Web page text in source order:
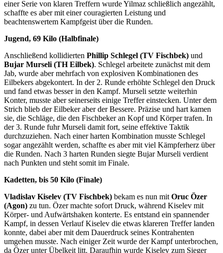
einer Serie von klaren Treffern wurde Yilmaz schließlich angezählt,
schaffte es aber mit einer couragierten Leistung und
beachtenswertem Kampfgeist über die Runden.
Jugend, 69 Kilo (Halbfinale)
Anschließend kollidierten Phillip Schlegel (TV Fischbek) und
Bujar Murseli (TH Eilbek). Schlegel arbeitete zunächst mit dem
Jab, wurde aber mehrfach von explosiven Kombinationen des
Eilbekers abgekontert. In der 2. Runde erhöhte Schlegel den Druck
und fand etwas besser in den Kampf. Murseli setzte weiterhin
Konter, musste aber seinerseits einige Treffer einstecken. Unter dem
Strich blieb der Eilbeker aber der Bessere. Präzise und hart kamen
sie, die Schläge, die den Fischbeker an Kopf und Körper trafen. In
der 3. Runde fuhr Murseli damit fort, seine effektive Taktik
durchzuziehen. Nach einer harten Kombination musste Schlegel
sogar angezählt werden, schaffte es aber mit viel Kämpferherz über
die Runden. Nach 3 harten Runden siegte Bujar Murseli verdient
nach Punkten und steht somit im Finale.
Kadetten, bis 50 Kilo (Finale)
Vladislav Kiselev (TV Fischbek) bekam es nun mit Oruc Özer
(Agon) zu tun. Özer machte sofort Druck, während Kiselev mit
Körper- und Aufwärtshaken konterte. Es entstand ein spannender
Kampf, in dessen Verlauf Kiselev die etwas klareren Treffer landen
konnte, dabei aber mit dem Dauerdruck seines Kontrahenten
umgehen musste. Nach einiger Zeit wurde der Kampf unterbrochen,
da Özer unter Übelkeit litt. Daraufhin wurde Kiselev zum Sieger